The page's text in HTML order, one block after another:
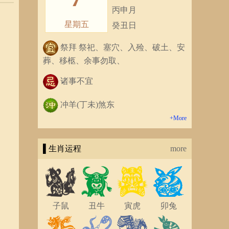
星期五
丙申月
癸丑日
祭拜 祭祀、塞穴、入殓、破土、安
葬、移柩、余事勿取、
诸事不宜
冲羊(丁未)煞东
+More
▌生肖运程 more
子鼠 丑牛 寅虎 卯兔